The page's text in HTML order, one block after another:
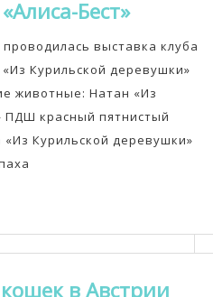
Бест»
клуба
«Алиса-
Бест»
выставка клуба
Курильской деревушки»
животные: Натан «Из
ПДШ красный пятнистый
Курильской деревушки»
в Австрии